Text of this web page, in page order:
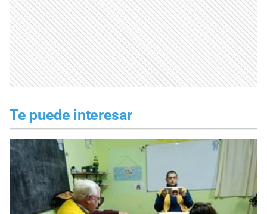
Te puede interesar